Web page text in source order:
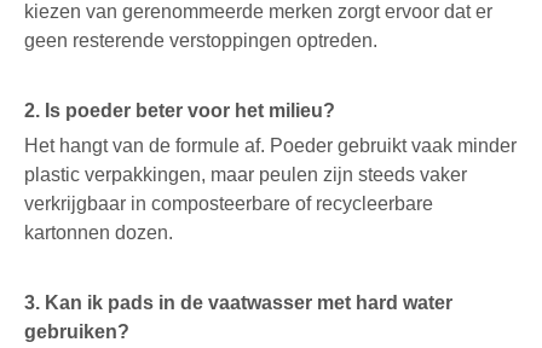
kiezen van gerenommeerde merken zorgt ervoor dat er
geen resterende verstoppingen optreden.
2. Is poeder beter voor het milieu?
Het hangt van de formule af. Poeder gebruikt vaak minder
plastic verpakkingen, maar peulen zijn steeds vaker
verkrijgbaar in composteerbare of recycleerbare
kartonnen dozen.
3. Kan ik pads in de vaatwasser met hard water
gebruiken?